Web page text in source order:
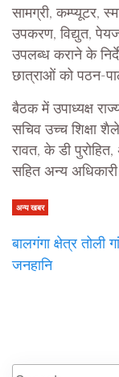
सामग्री, कम्प्यूटर,
उपकरण, विद्युत,
उपलब्ध कराने के
छात्राओं को पठन-
बैठक में उपाध्यक्ष
सचिव उच्च शिक्षा
रावत, के डी
सहित अन्य
अन्य खबर
बालगंगा क्षेत्र तोली
जनहानि